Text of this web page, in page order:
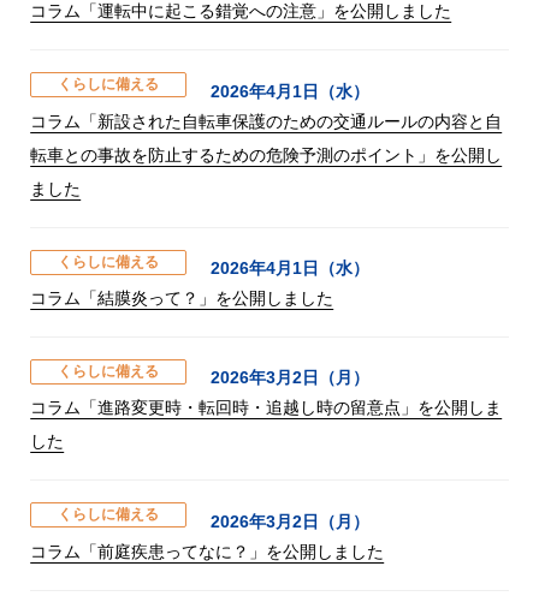
コラム「運転中に起こる錯覚への注意」を公開しました
くらしに備える
2026年4月1日（水）
コラム「新設された自転車保護のための交通ルールの内容と自
転車との事故を防止するための危険予測のポイント」を公開し
ました
くらしに備える
2026年4月1日（水）
コラム「結膜炎って？」を公開しました
くらしに備える
2026年3月2日（月）
コラム「進路変更時・転回時・追越し時の留意点」を公開しま
した
くらしに備える
2026年3月2日（月）
コラム「前庭疾患ってなに？」を公開しました